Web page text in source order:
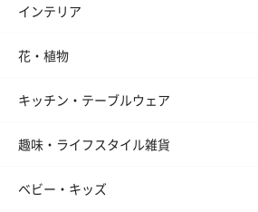
インテリア
花・植物
キッチン・テーブルウェア
趣味・ライフスタイル雑貨
ベビー・キッズ